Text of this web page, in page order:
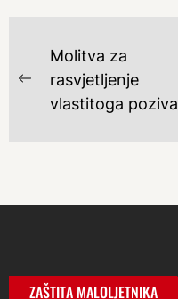
NAVIGACIJA
OBJAVA
Previous
post:
Molitva za
rasvjetljenje
vlastitoga poziva
ZAŠTITA MALOLJETNIKA